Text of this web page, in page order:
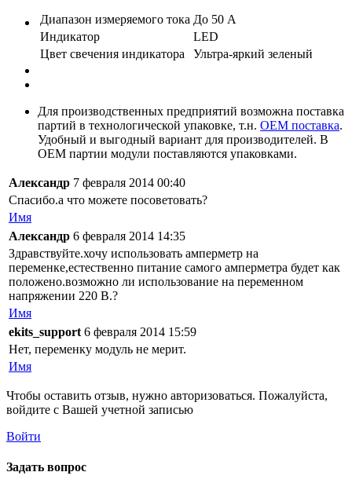
Диапазон измеряемого тока До 50 А
Индикатор
LED
Цвет свечения индикатора
Ультра-яркий зеленый
Для производственных предприятий возможна поставка
партий в технологической упаковке, т.н. OEM поставка.
Удобный и выгодный вариант для производителей. В
OEM партии модули поставляются упаковками.
Александр 7 февраля 2014 00:40
Спасибо.а что можете посоветовать?
Имя
Александр 6 февраля 2014 14:35
Здравствуйте.хочу использовать амперметр на
переменке,естественно питание самого амперметра будет как
положено.возможно ли использование на переменном
напряжении 220 В.?
Имя
ekits_support 6 февраля 2014 15:59
Нет, переменку модуль не мерит.
Имя
Чтобы оставить отзыв, нужно авторизоваться. Пожалуйста,
войдите с Вашей учетной записью
Войти
Задать вопрос